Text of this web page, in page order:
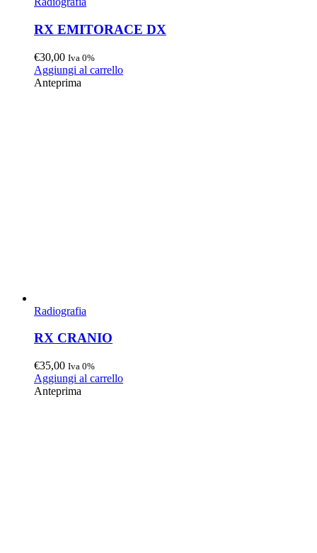
RX EMITORACE DX
€30,00 Iva 0%
Aggiungi al carrello
Anteprima
Radiografia
RX CRANIO
€35,00 Iva 0%
Aggiungi al carrello
Anteprima